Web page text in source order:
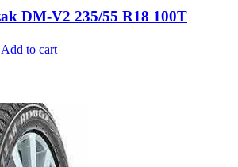
DM-V2 235/55 R18 100T
to cart